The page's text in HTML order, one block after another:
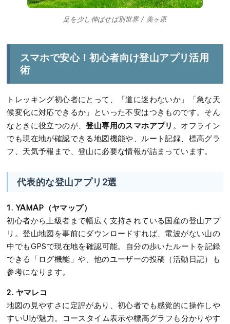
足を少し伸ばせば別世界 / 美ヶ原
スマホで安心！初心者向け登山アプリ活用
術
トレッキング初心者にとって、「道に迷わないか」「急な天
候変化に対応できるか」といった不安はつきものです。そん
なときに役立つのが、登山専用のスマホアプリ 。オフライン
でも現在地が確認できる地図機能や、ルート記録、標高グラ
フ、天気予報まで、登山に必要な情報が詰まっています。
代表的な登山アプリ2選
1. YAMAP（ヤマップ）
初心者から上級者まで幅広く支持されている国産の登山アプ
リ。登山地図を事前にダウンロードすれば、電波がない山の
中でもGPSで現在地を確認可能。自分の歩いたルートを記録
できる「ログ機能」や、他のユーザーの投稿（活動日記）も
参考になります。
2. ヤマレコ
地図の見やすさに定評があり、初心者でも感覚的に操作しや
すいUIが魅力。コースタイム表示や標高グラフも分かりやす